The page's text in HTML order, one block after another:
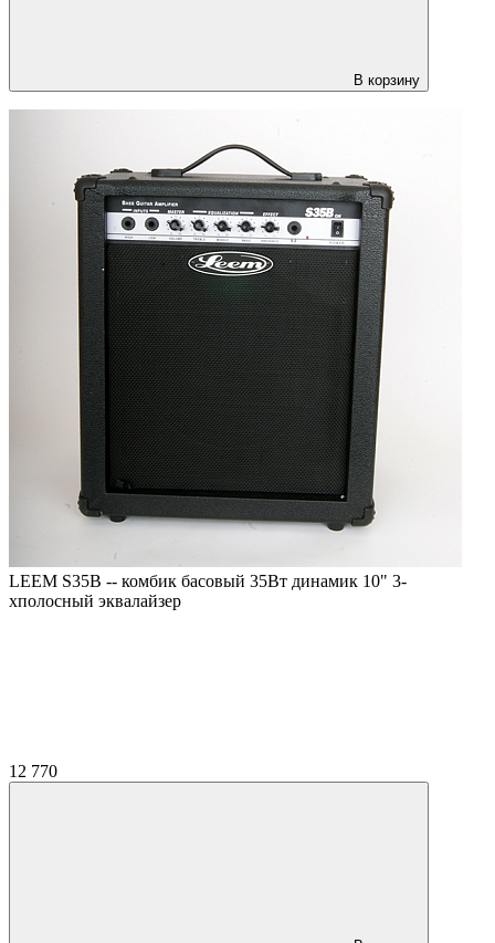
В корзину
LEEM S35B -- комбик басовый 35Вт динамик 10" 3-
хполосный эквалайзер
12 770